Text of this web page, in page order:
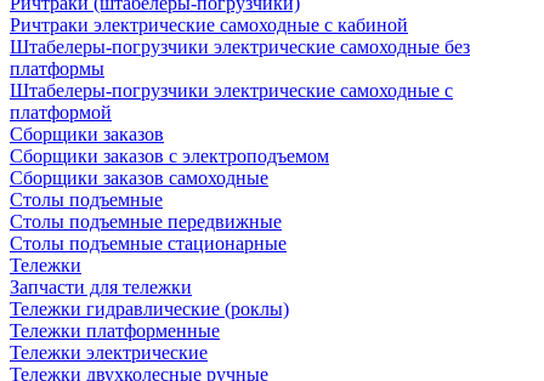
Ричтраки электрические самоходные с кабиной
Штабелеры-погрузчики электрические самоходные без
платформы
Штабелеры-погрузчики электрические самоходные с
платформой
Сборщики заказов
Сборщики заказов с электроподъемом
Сборщики заказов самоходные
Столы подъемные
Столы подъемные передвижные
Столы подъемные стационарные
Тележки
Запчасти для тележки
Тележки гидравлические (роклы)
Тележки платформенные
Тележки электрические
Тележки двухколесные ручные